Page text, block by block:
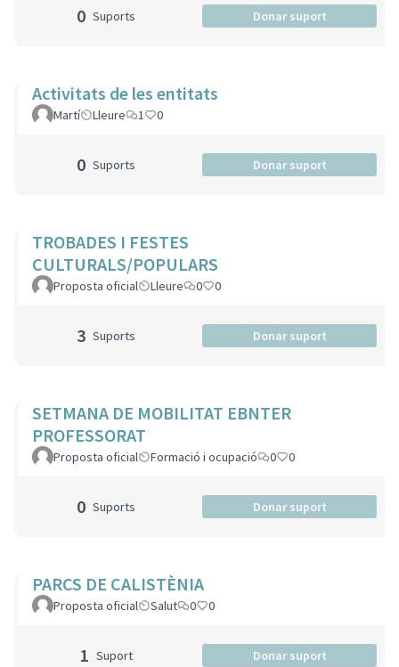
0 Suports Donar suport
Activitats de les entitats
Martí Lleure 1 0
0 Suports Donar suport
TROBADES I FESTES
CULTURALS/POPULARS
Proposta oficial Lleure 0 0
3 Suports Donar suport
SETMANA DE MOBILITAT EBNTER
PROFESSORAT
Proposta oficial Formació i ocupació 0 0
0 Suports Donar suport
PARCS DE CALISTÈNIA
Proposta oficial Salut 0 0
1 Suport Donar suport